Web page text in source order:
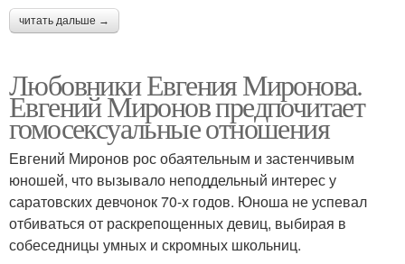
читать дальше →
Любовники Евгения Миронова.
Евгений Миронов предпочитает
гомосексуальные отношения
Евгений Миронов рос обаятельным и застенчивым
юношей, что вызывало неподдельный интерес у
саратовских девчонок 70-х годов. Юноша не успевал
отбиваться от раскрепощенных девиц, выбирая в
собеседницы умных и скромных школьниц.